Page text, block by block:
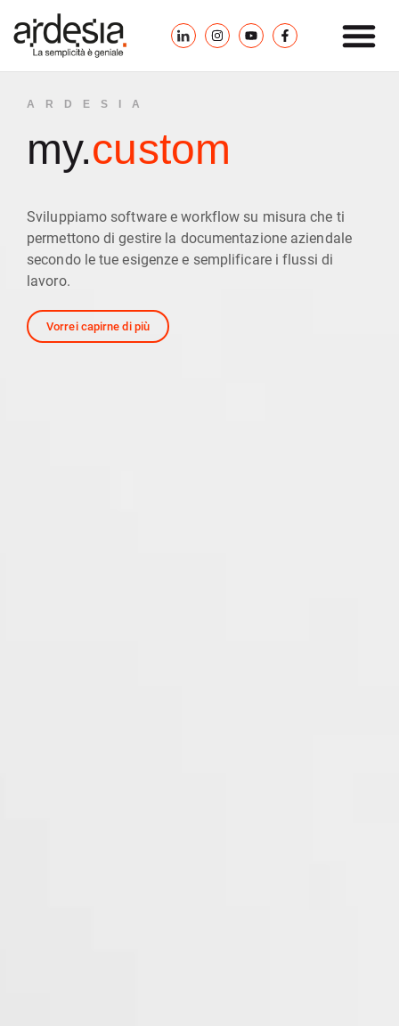
ARDESIA
my.custom
Sviluppiamo software e workflow su misura che ti
permettono di gestire la documentazione aziendale
secondo le tue esigenze e semplificare i flussi di
lavoro.
Vorrei capirne di più